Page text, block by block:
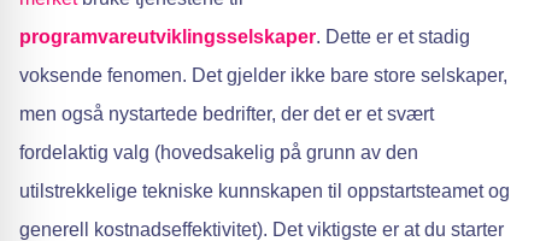
programvareutviklingsselskaper. Dette er et stadig
voksende fenomen. Det gjelder ikke bare store selskaper,
men også nystartede bedrifter, der det er et svært
fordelaktig valg (hovedsakelig på grunn av den
utilstrekkelige tekniske kunnskapen til oppstartsteamet og
generell kostnadseffektivitet). Det viktigste er at du starter